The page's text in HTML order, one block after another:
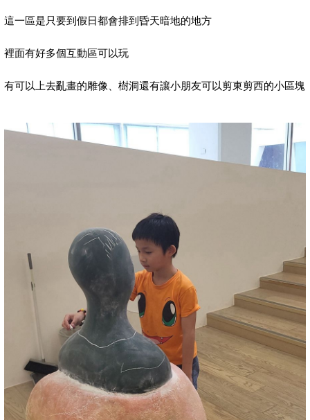
這一區是只要到假日都會排到昏天暗地的地方
裡面有好多個互動區可以玩
有可以上去亂畫的雕像、樹洞還有讓小朋友可以剪東剪西的小區塊